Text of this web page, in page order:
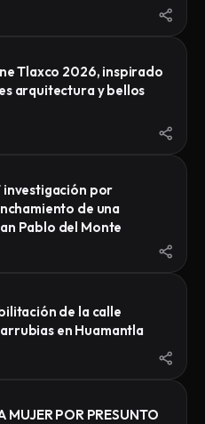
Tlaxco 2026, inspirado
arquitectura y bellos
investigación por
de una
de la calle
en Huamantla
MUJER POR PRESUNTO